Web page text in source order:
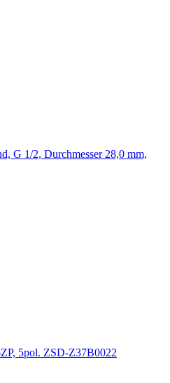
G 1/2, Durchmesser 28,0 mm,
5pol. ZSD-Z37B0022